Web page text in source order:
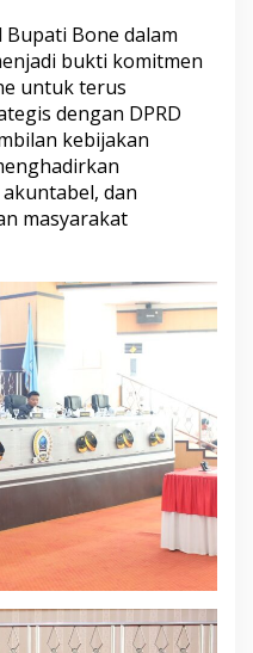
Bone dalam
bukti komitmen
untuk terus
dengan DPRD
kebijakan
dan
masyarakat